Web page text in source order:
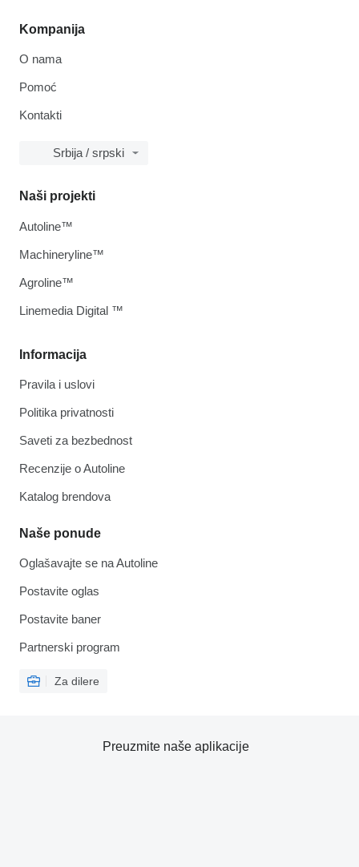
Kompanija
O nama
Pomoć
Kontakti
Srbija / srpski
Informacija
Pravila i uslovi
Politika privatnosti
Saveti za bezbednost
Recenzije o Autoline
Katalog brendova
Naše ponude
Oglašavajte se na Autoline
Postavite oglas
Postavite baner
Partnerski program
Za dilere
Naši projekti
Autoline™
Machineryline™
Agroline™
Linemedia Digital ™
Preuzmite naše aplikacije